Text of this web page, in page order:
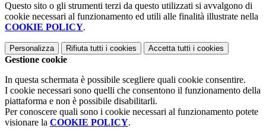
Questo sito o gli strumenti terzi da questo utilizzati si avvalgono di
cookie necessari al funzionamento ed utili alle finalità illustrate nella
COOKIE POLICY.
Personalizza Rifiuta tutti i cookies Accetta tutti i cookies
Gestione cookie
In questa schermata è possibile scegliere quali cookie consentire.
I cookie necessari sono quelli che consentono il funzionamento della
piattaforma e non è possibile disabilitarli.
Per conoscere quali sono i cookie necessari al funzionamento potete
visionare la COOKIE POLICY.